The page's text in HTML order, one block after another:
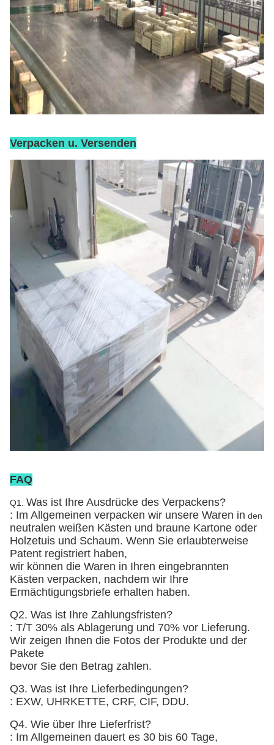
Verpacken u. Versenden
FAQ
Q1. Was ist Ihre Ausdrücke des Verpackens?
: Im Allgemeinen verpacken wir unsere Waren in den
neutralen weißen Kästen und braune Kartone oder
Holzetuis und Schaum. Wenn Sie erlaubterweise
Patent registriert haben,
wir können die Waren in Ihren eingebrannten
Kästen verpacken, nachdem wir Ihre
Ermächtigungsbriefe erhalten haben.
Q2. Was ist Ihre Zahlungsfristen?
: T/T 30% als Ablagerung und 70% vor Lieferung.
Wir zeigen Ihnen die Fotos der Produkte und der
Pakete
bevor Sie den Betrag zahlen.
Q3. Was ist Ihre Lieferbedingungen?
: EXW, UHRKETTE, CRF, CIF, DDU.
Q4. Wie über Ihre Lieferfrist?
: Im Allgemeinen dauert es 30 bis 60 Tage,